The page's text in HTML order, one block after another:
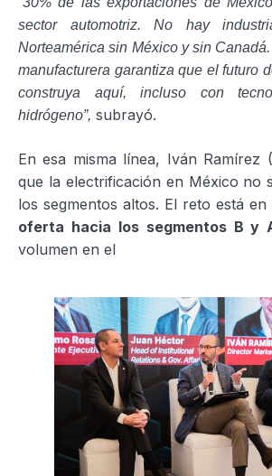
sector automotriz. No hay
Norteamérica sin México y sin
manufacturera garantiza que el futuro
construya aquí, incluso con
hidrógeno”, subrayó.
En esa misma línea, Iván Ramírez
que la electrificación en México no
los segmentos altos. El reto está en
oferta hacia los segmentos B y
volumen en el